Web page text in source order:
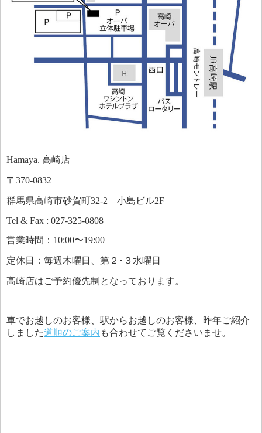
Hamaya. 高崎店
〒370-0832
群馬県高崎市砂賀町32-2 小島ビル2F
Tel & Fax : 027-325-0808
営業時間：10:00〜19:00
定休日：毎週木曜日、第２･３水曜日
高崎店はご予約優先制となっております。
車でお越しのお客様、駅からお越しのお客様、昨年ご紹介
しました道順のご案内 も合わせてご覧くださいませ。